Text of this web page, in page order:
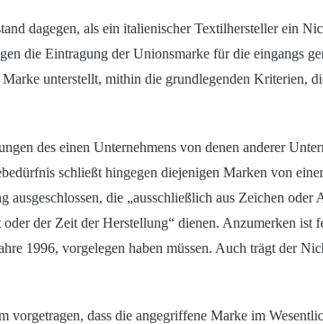
dagegen, als ein italienischer Textilhersteller ein
die Eintragung der Unionsmarke für die eingangs
unterstellt, mithin die grundlegenden Kriterien,
des einen Unternehmens von denen anderer
schließt hingegen diejenigen Marken von
die „ausschließlich aus Zeichen
der Zeit der Herstellung“ dienen. Anzumerken ist
1996, vorgelegen haben müssen. Auch trägt der
dass die angegriffene Marke im